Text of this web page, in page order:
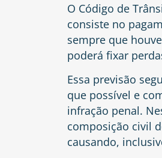
O Código de
consiste no
sempre que
poderá fixar
Essa previsão
que possível e
infração penal.
composição civil
causando,